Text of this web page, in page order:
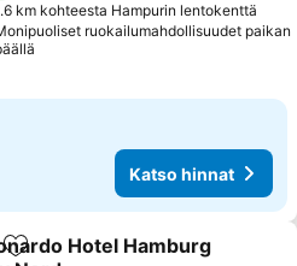
km kohteesta Hampurin lentokenttä
ruokailumahdollisuudet paikan
Katso hinnat
Lisää suosikkeihin
Hotel Hamburg